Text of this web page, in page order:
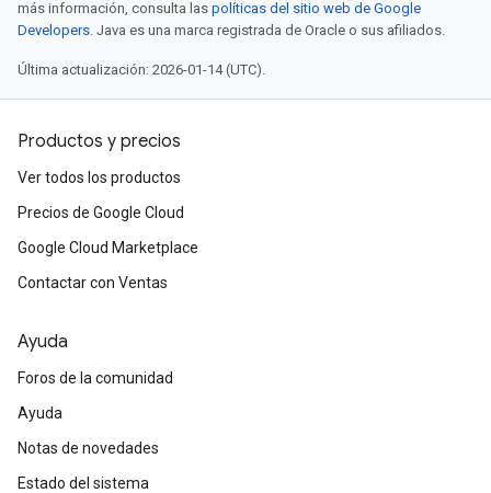
más información, consulta las políticas del sitio web de Google
Developers. Java es una marca registrada de Oracle o sus afiliados.
Última actualización: 2026-01-14 (UTC).
Productos y precios
Ver todos los productos
Precios de Google Cloud
Google Cloud Marketplace
Contactar con Ventas
Ayuda
Foros de la comunidad
Ayuda
Notas de novedades
Estado del sistema